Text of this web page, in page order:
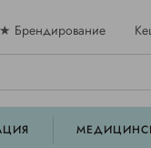
★ Брендирование